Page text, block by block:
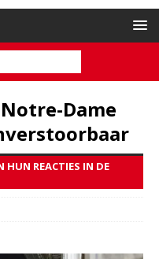
Dame
HUN REACTIES IN DE